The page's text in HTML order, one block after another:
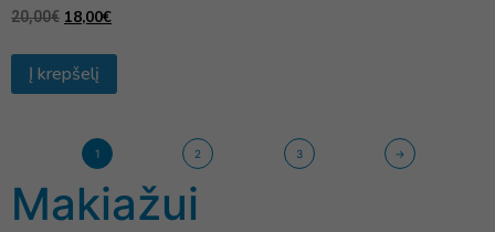
20,00€ 18,00€
Į krepšelį
1 2 3 →
Makiažui